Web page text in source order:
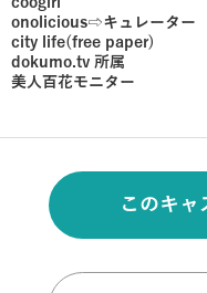
onolicious⇨キュレーター
city life(free paper)
dokumo.tv 所属
美人百花モニター
このキャ